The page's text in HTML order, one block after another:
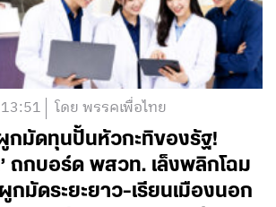
โดย พรรคเพื่อไทย
กมัดทุนปั้นหัวกะทิของรัฐ!
ถกบอร์ด พสวท. เล็งพลิกโฉม
กมัดระยะยาว-เรียนเมืองนอก